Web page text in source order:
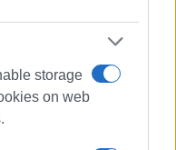
storage
on web